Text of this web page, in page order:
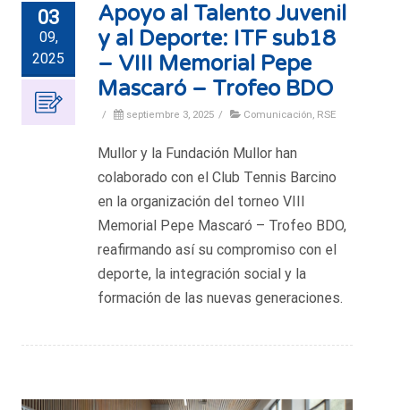
03
09,
2025
Apoyo al Talento Juvenil
y al Deporte: ITF sub18
– VIII Memorial Pepe
Mascaró – Trofeo BDO
/ septiembre 3, 2025 / Comunicación, RSE
Mullor y la Fundación Mullor han
colaborado con el Club Tennis Barcino
en la organización del torneo VIII
Memorial Pepe Mascaró – Trofeo BDO,
reafirmando así su compromiso con el
deporte, la integración social y la
formación de las nuevas generaciones.